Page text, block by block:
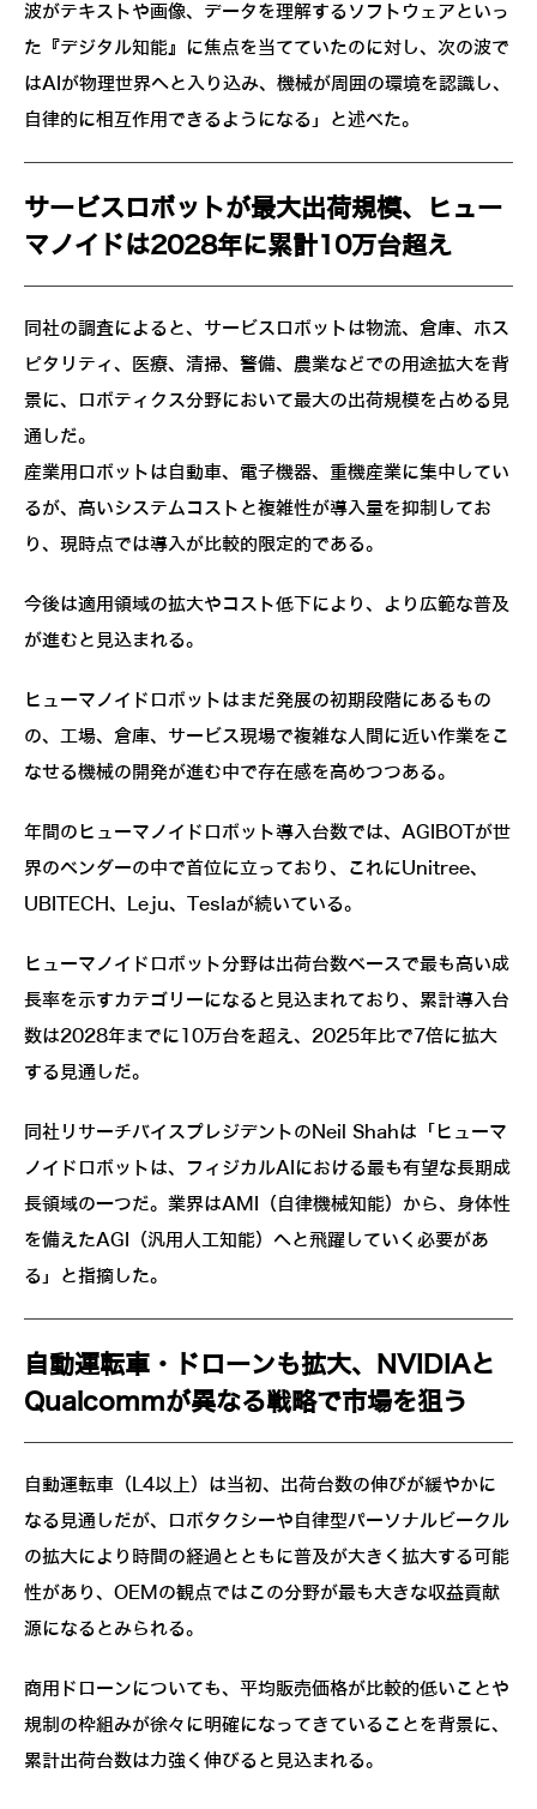
波がテキストや画像、データを理解するソフトウェアといっ
た『デジタル知能』に焦点を当てていたのに対し、次の波で
はAIが物理世界へと入り込み、機械が周囲の環境を認識し、
自律的に相互作用できるようになる」と述べた。
サービスロボットが最大出荷規模、ヒュー
マノイドは2028年に累計10万台超え
同社の調査によると、サービスロボットは物流、倉庫、ホス
ピタリティ、医療、清掃、警備、農業などでの用途拡大を背
景に、ロボティクス分野において最大の出荷規模を占める見
通しだ。
産業用ロボットは自動車、電子機器、重機産業に集中してい
るが、高いシステムコストと複雑性が導入量を抑制してお
り、現時点では導入が比較的限定的である。
今後は適用領域の拡大やコスト低下により、より広範な普及
が進むと見込まれる。
ヒューマノイドロボットはまだ発展の初期段階にあるもの
の、工場、倉庫、サービス現場で複雑な人間に近い作業をこ
なせる機械の開発が進む中で存在感を高めつつある。
年間のヒューマノイドロボット導入台数では、AGIBOTが世
界のベンダーの中で首位に立っており、これにUnitree、
UBITECH、Leju、Teslaが続いている。
ヒューマノイドロボット分野は出荷台数ベースで最も高い成
長率を示すカテゴリーになると見込まれており、累計導入台
数は2028年までに10万台を超え、2025年比で7倍に拡大
する見通しだ。
同社リサーチバイスプレジデントのNeil Shahは「ヒューマ
ノイドロボットは、フィジカルAIにおける最も有望な長期成
長領域の一つだ。業界はAMI（自律機械知能）から、身体性
を備えたAGI（汎用人工知能）へと飛躍していく必要があ
る」と指摘した。
自動運転車・ドローンも拡大、NVIDIAと
Qualcommが異なる戦略で市場を狙う
自動運転車（L4以上）は当初、出荷台数の伸びが緩やかに
なる見通しだが、ロボタクシーや自律型パーソナルビークル
の拡大により時間の経過とともに普及が大きく拡大する可能
性があり、OEMの観点ではこの分野が最も大きな収益貢献
源になるとみられる。
商用ドローンについても、平均販売価格が比較的低いことや
規制の枠組みが徐々に明確になってきていることを背景に、
累計出荷台数は力強く伸びると見込まれる。